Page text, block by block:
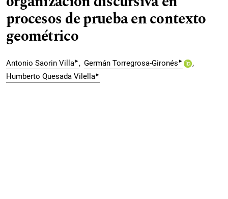
procesos de prueba en contexto
geométrico
Antonio Saorin Villa▸ Germán Torregrosa-Gironés ▸
Humberto Quesada Vilella▸